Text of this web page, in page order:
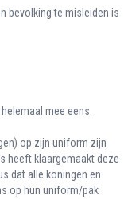
bevolking te misleiden is
mee eens.
op zijn uniform zijn
heeft klaargemaakt deze
dat alle koningen en
op hun uniform/pak